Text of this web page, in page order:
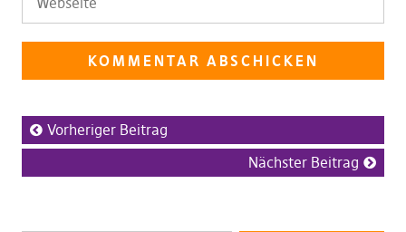
Vorheriger Beitrag
Nächster Beitrag